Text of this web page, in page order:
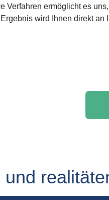
Verfahren ermöglicht es
wird Ihnen direkt an
und